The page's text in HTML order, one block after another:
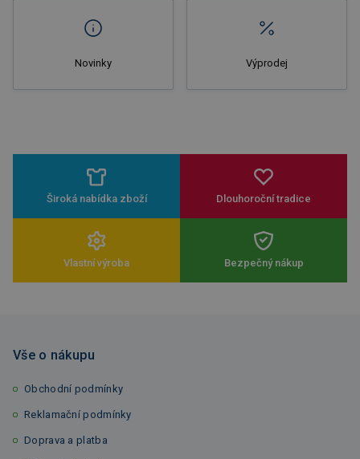
Novinky Výprodej
Široká nabídka zboží Dlouhoroční tradice
Vlastní výroba Bezpečný nákup
Vše o nákupu
Obchodní podmínky
Reklamační podmínky
Doprava a platba